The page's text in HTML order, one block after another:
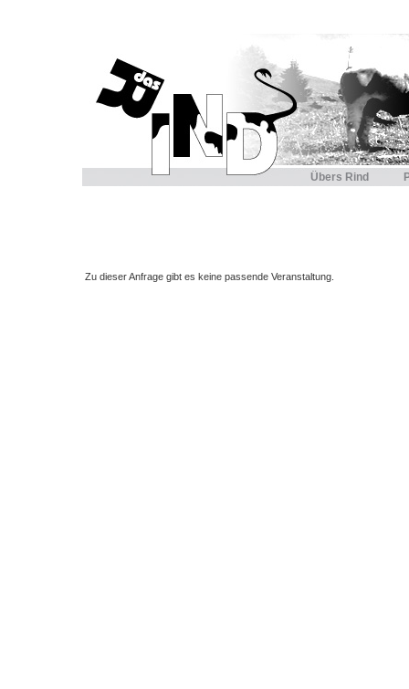
Übers Rind
Zu dieser Anfrage gibt es keine passende Veranstaltung.